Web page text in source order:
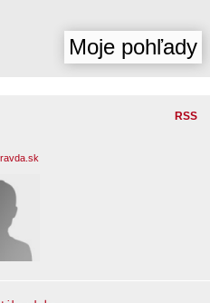
Moje pohľady
RSS